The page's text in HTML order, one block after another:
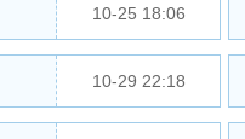
10-25 18:06
10-29 22:18